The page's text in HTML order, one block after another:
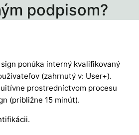
podpisom?
ponúka interný kvalifikovaný
(zahrnutý v: User+).
prostredníctvom procesu
(približne 15 minút).